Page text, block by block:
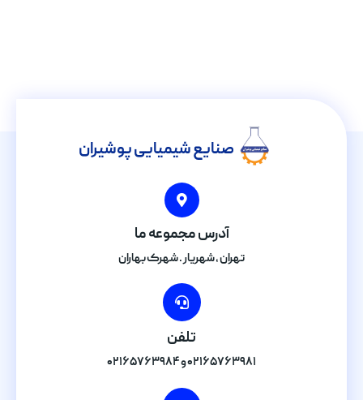
صنایع شیمیایی پوشیران
آدرس مجموعه ما
تهران , شهریار . شهرک بهاران
تلفن
۰۲۱۶۵۷۶۳۹۸۱ و ۰۲۱۶۵۷۶۳۹۸۴